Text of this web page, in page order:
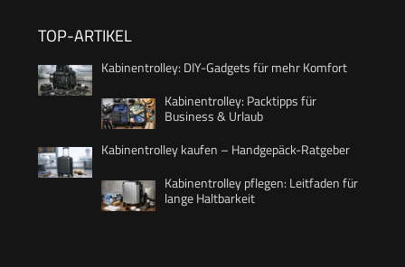
TOP-ARTIKEL
Kabinentrolley: DIY-Gadgets für mehr Komfort
Kabinentrolley: Packtipps für
Business & Urlaub
Kabinentrolley kaufen – Handgepäck-Ratgeber
Kabinentrolley pflegen: Leitfaden für
lange Haltbarkeit